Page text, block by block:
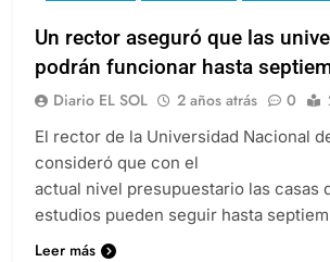
Un rector aseguró que las
podrán funcionar hasta
Diario EL SOL 2 años atrás 0
El rector de la Universidad Nacional
consideró que con el
actual nivel presupuestario las casas
estudios pueden seguir hasta
Leer más